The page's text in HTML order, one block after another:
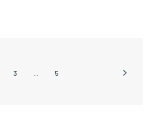
3 5